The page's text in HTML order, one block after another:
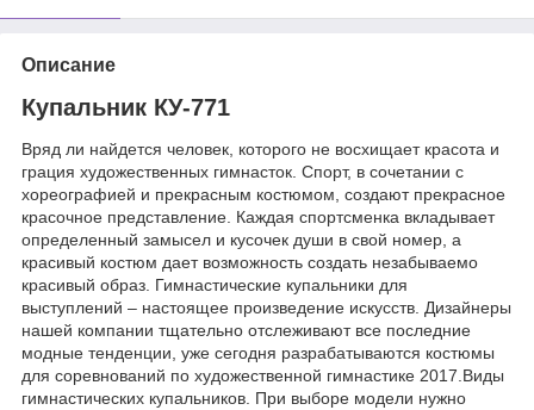
Описание
Купальник КУ-771
Вряд ли найдется человек, которого не восхищает красота и
грация художественных гимнасток. Спорт, в сочетании с
хореографией и прекрасным костюмом, создают прекрасное
красочное представление. Каждая спортсменка вкладывает
определенный замысел и кусочек души в свой номер, а
красивый костюм дает возможность создать незабываемо
красивый образ. Гимнастические купальники для
выступлений – настоящее произведение искусств. Дизайнеры
нашей компании тщательно отслеживают все последние
модные тенденции, уже сегодня разрабатываются костюмы
для соревнований по художественной гимнастике 2017.Виды
гимнастических купальников. При выборе модели нужно